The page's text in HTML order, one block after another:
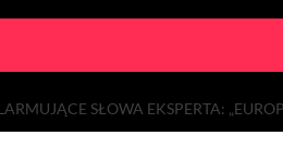
SŁOWA EKSPERTA: